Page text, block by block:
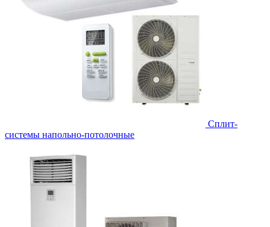
Сплит-
системы напольно-потолочные